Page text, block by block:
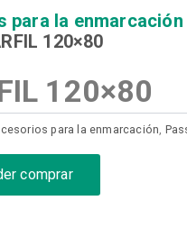
para la enmarcación
120×80
120×80
para la enmarcación,
comprar